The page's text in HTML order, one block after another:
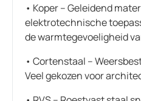
• Koper – Geleidend
elektrotechnische
de warmtegevoeligheid
• Cortenstaal –
Veel gekozen voor